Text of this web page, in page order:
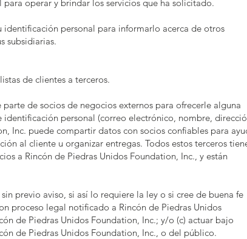
operar y brindar los servicios que ha solicitado.
personal para informarlo acerca de otros
subsidiarias.
de clientes a terceros.
de socios de negocios externos para ofrecerle alguna
identificación personal (correo electrónico, nombre,
Inc. puede compartir datos con socios confiables para
al cliente u organizar entregas. Todos estos terceros
a Rincón de Piedras Unidos Foundation, Inc., y están
previo aviso, si así lo requiere la ley o si cree de buena fe
proceso legal notificado a Rincón de Piedras Unidos
de Piedras Unidos Foundation, Inc.; y/o (c) actuar bajo
de Piedras Unidos Foundation, Inc., o del público.